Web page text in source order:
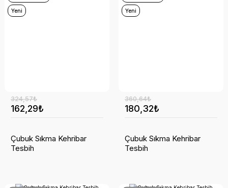
Yeni
162,29₺
324,57₺
Çubuk Sıkma Kehribar
Tesbih
Yeni
180,32₺
360,64₺
Çubuk Sıkma Kehribar
Tesbih